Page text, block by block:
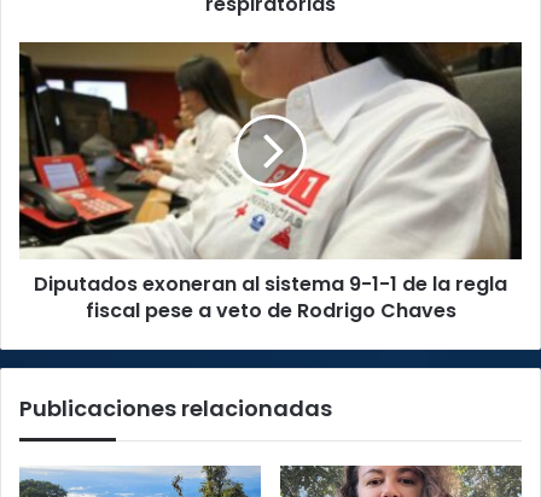
respiratorias
Diputados
exoneran
al
sistema
9-
1-
1
de
la
regla
de
Diputados exoneran al sistema 9-1-1 de la regla
fiscal pese a veto de Rodrigo Chaves
Publicaciones relacionadas